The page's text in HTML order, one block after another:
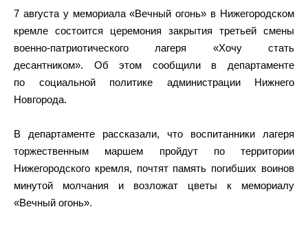
7 августа у мемориала «Вечный огонь» в Нижегородском
кремле состоится церемония закрытия третьей смены
военно-патриотического лагеря «Хочу стать
десантником». Об этом сообщили в департаменте
по социальной политике администрации Нижнего
Новгорода.
В департаменте рассказали, что воспитанники лагеря
торжественным маршем пройдут по территории
Нижегородского кремля, почтят память погибших воинов
минутой молчания и возложат цветы к мемориалу
«Вечный огонь».